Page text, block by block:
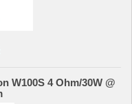
W100S 4 Ohm/30W @